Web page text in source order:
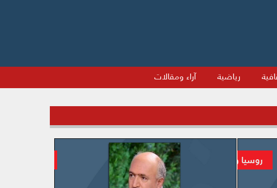
رياضية آراء ومقالات
روسيا ومستقبل الصعود في آسيا: النجاح في سورية*